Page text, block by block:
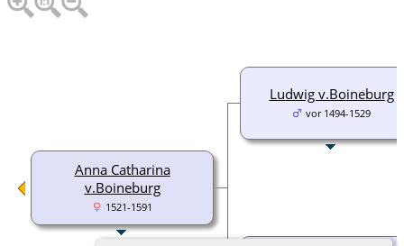
Anna Catharina
v.Boineburg
1521-1591
Ludwig v.Boineburg
vor 1494-1529